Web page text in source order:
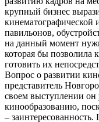
крупный бизнес
кинематографической
павильонов,
на данный момент
которая бы позволила
готовить их
Вопрос о развитии
представитель
своем выступлении он
кинообразованию,
–